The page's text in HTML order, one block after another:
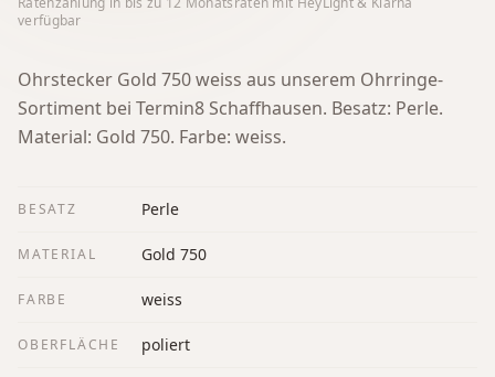
verfügbar
Ohrstecker Gold 750 weiss aus unserem Ohrringe-
Sortiment bei Termin8 Schaffhausen. Besatz: Perle.
Material: Gold 750. Farbe: weiss.
BESATZ Perle
MATERIAL Gold 750
FARBE weiss
OBERFLÄCHE poliert